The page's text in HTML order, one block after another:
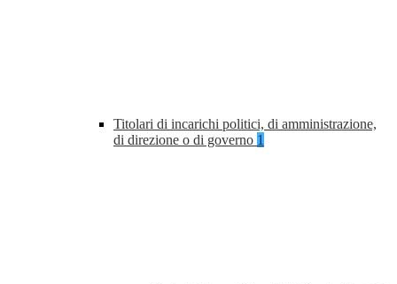
Titolari di incarichi politici, di amministrazione,
di direzione o di governo 1